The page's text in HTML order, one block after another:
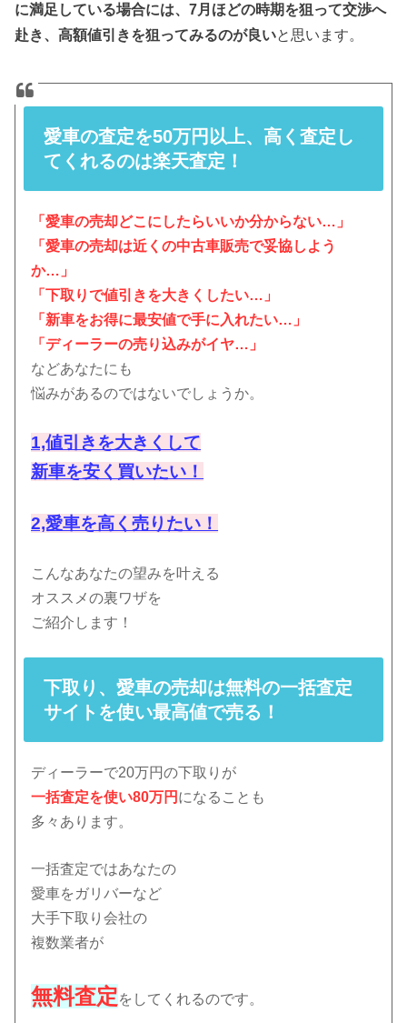
に満足している場合には、7月ほどの時期を狙って交渉へ
赴き、高額値引きを狙ってみるのが良いと思います。
愛車の査定を50万円以上、高く査定し
てくれるのは楽天査定！
「愛車の売却どこにしたらいいか分からない…」
「愛車の売却は近くの中古車販売で妥協しよう
か…」
「下取りで値引きを大きくしたい…」
「新車をお得に最安値で手に入れたい…」
「ディーラーの売り込みがイヤ…」
などあなたにも
悩みがあるのではないでしょうか。
1,値引きを大きくして
新車を安く買いたい！
2,愛車を高く売りたい！
こんなあなたの望みを叶える
オススメの裏ワザを
ご紹介します！
下取り、愛車の売却は無料の一括査定
サイトを使い最高値で売る！
ディーラーで20万円の下取りが
一括査定を使い80万円 になることも
多々あります。
一括査定ではあなたの
愛車をガリバーなど
大手下取り会社の
複数業者が
無料査定をしてくれるのです。